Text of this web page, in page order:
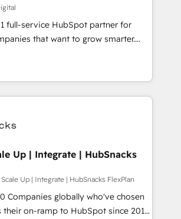
+ HubSpot integration •
driven sales enablement • Website
development • ERP integration: SAP,
from any platform •
portals built on HubSpot • Custom
and more Experience
reach out to see how AI + HubSpot
full-service HubSpot partner for
that want to grow smarter.
onboarding, to training, from
website to lead generation and
we do it all (and with great
websites, custom modules,
campaigns, content and
experiences. With our bright
ideas and can-do mentality, we
on a daily basis. So tell us
Up | Integrate | HubSnacks
Up | Integrate | HubSnacks FlexPlan
Companies globally who've chosen
their on-ramp to HubSpot since 2014